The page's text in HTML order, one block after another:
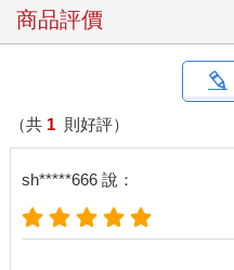
商品評價
（共 1 則好評）
sh*****666 說：